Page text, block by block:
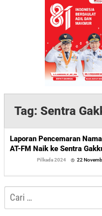
Tag: Sentra
Laporan Pencemaran
AT-FM Naik ke Sentra
Pilkada 2024 22
Cari
untuk: